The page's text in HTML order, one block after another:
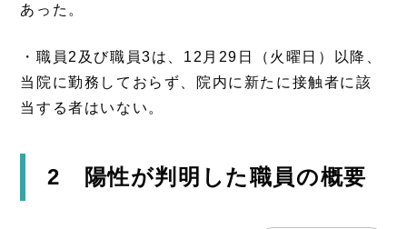
あった。
・職員2及び職員3は、12月29日（火曜日）以降、
当院に勤務しておらず、院内に新たに接触者に該
当する者はいない。
2 陽性が判明した職員の概要